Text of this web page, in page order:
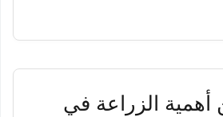
الزراعة في